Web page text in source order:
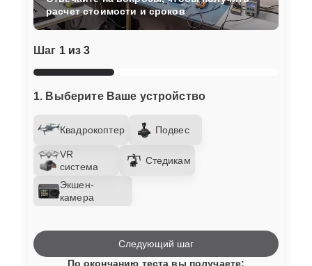
Шаг 1 из 3
1. Выберите Ваше устройство
Квадрокоптер Подвес
VR
система
Стедикам
Экшен-
камера
расчет стоимости и сроков
Следующий шаг
По окончанию теста вы получаете: